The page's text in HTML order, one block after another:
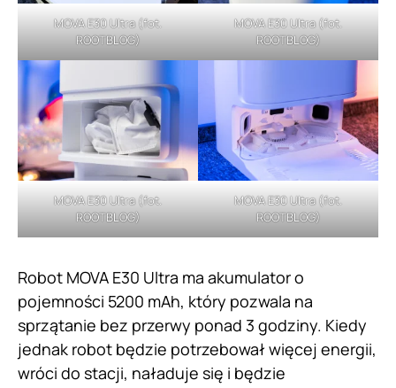
MOVA E30 Ultra (fot.
ROOTBLOG)
MOVA E30 Ultra (fot.
ROOTBLOG)
MOVA E30 Ultra (fot.
ROOTBLOG)
MOVA E30 Ultra (fot.
ROOTBLOG)
Robot MOVA E30 Ultra ma akumulator o
pojemności 5200 mAh, który pozwala na
sprzątanie bez przerwy ponad 3 godziny. Kiedy
jednak robot będzie potrzebował więcej energii,
wróci do stacji, naładuje się i będzie